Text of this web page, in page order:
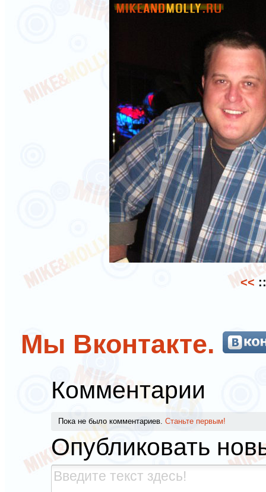
<< ::
Мы Вконтакте.
Комментарии
Пока не было комментариев. Станьте первым!
Опубликовать